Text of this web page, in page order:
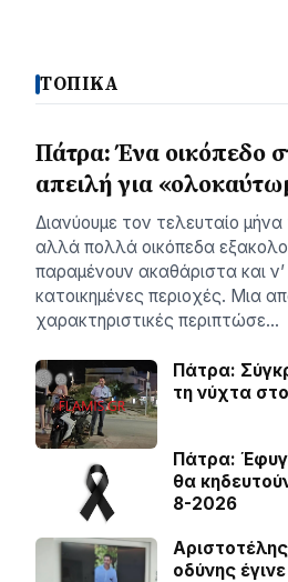
ΤΟΠΙΚΑ
Πάτρα: Ένα οικόπεδο
απειλή για
Διανύουμε τον τελευταίο μήνα
αλλά πολλά οικόπεδα
παραμένουν ακαθάριστα και ν’
κατοικημένες περιοχές. Μια
χαρακτηριστικές περιπτώσε…
Πάτρα:
τη νύχτα
Πάτρα:
θα
8-2026
οδύνης